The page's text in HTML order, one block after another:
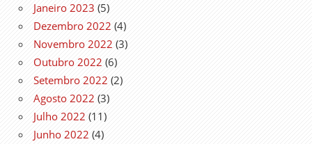
Janeiro 2023 (5)
Dezembro 2022 (4)
Novembro 2022 (3)
Outubro 2022 (6)
Setembro 2022 (2)
Agosto 2022 (3)
Julho 2022 (11)
Junho 2022 (4)